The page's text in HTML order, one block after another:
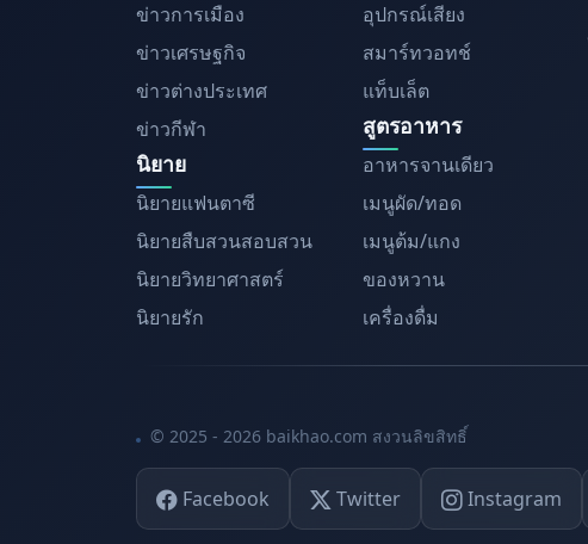
ข่าวการเมือง
ข่าวเศรษฐกิจ
ข่าวต่างประเทศ
ข่าวกีฬา
นิยาย
นิยายแฟนตาซี
นิยายสืบสวนสอบสวน
นิยายวิทยาศาสตร์
นิยายรัก
อุปกรณ์เสียง
สมาร์ทวอทช์
แท็บเล็ต
สูตรอาหาร
อาหารจานเดียว
เมนูผัด/ทอด
เมนูต้ม/แกง
ของหวาน
เครื่องดื่ม
© 2025 - 2026 baikhao.com สงวนลิขสิทธิ์
Facebook Twitter Instagram